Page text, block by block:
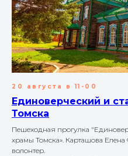
20 августа в 11-00
Единоверческий и
Томска
Пешеходная прогулка
храмы Томска». Карташова
волонтер.